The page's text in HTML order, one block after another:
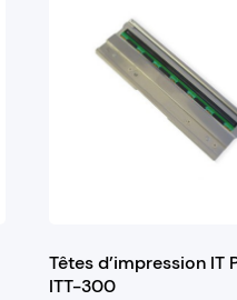
Têtes d’impression IT
ITT-300